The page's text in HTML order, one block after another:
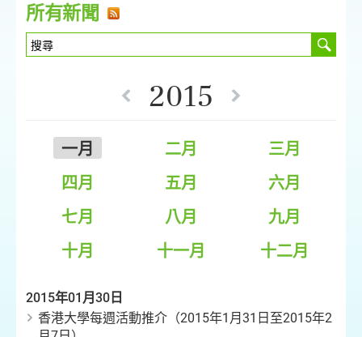
所有新聞
2015
一月 二月
三月
四月
五月
六月
七月
八月
九月
十月
十一月 十二月
2015年01月30日
香港大學每週活動推介（2015年1月31日至2015年2